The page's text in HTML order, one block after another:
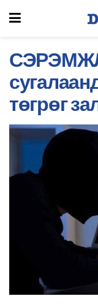
төгрөг